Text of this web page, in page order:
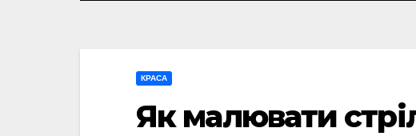
КРАСА
Як малювати